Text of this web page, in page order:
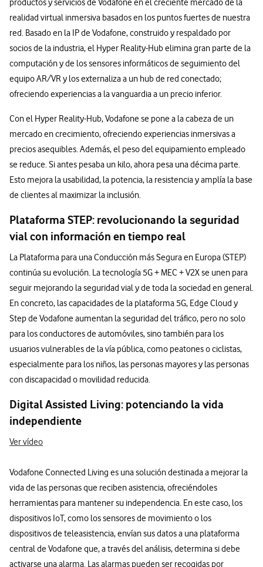
productos y servicios de Vodafone en el creciente mercado de la
realidad virtual inmersiva basados en los puntos fuertes de nuestra
red. Basado en la IP de Vodafone, construido y respaldado por
socios de la industria, el Hyper Reality-Hub elimina gran parte de la
computación y de los sensores informáticos de seguimiento del
equipo AR/VR y los externaliza a un hub de red conectado;
ofreciendo experiencias a la vanguardia a un precio inferior.
Con el Hyper Reality-Hub, Vodafone se pone a la cabeza de un
mercado en crecimiento, ofreciendo experiencias inmersivas a
precios asequibles. Además, el peso del equipamiento empleado
se reduce. Si antes pesaba un kilo, ahora pesa una décima parte.
Esto mejora la usabilidad, la potencia, la resistencia y amplía la base
de clientes al maximizar la inclusión.
Plataforma STEP: revolucionando la seguridad
vial con información en tiempo real
La Plataforma para una Conducción más Segura en Europa (STEP)
continúa su evolución. La tecnología 5G + MEC + V2X se unen para
seguir mejorando la seguridad vial y de toda la sociedad en general.
En concreto, las capacidades de la plataforma 5G, Edge Cloud y
Step de Vodafone aumentan la seguridad del tráfico, pero no solo
para los conductores de automóviles, sino también para los
usuarios vulnerables de la vía pública, como peatones o ciclistas,
especialmente para los niños, las personas mayores y las personas
con discapacidad o movilidad reducida.
Digital Assisted Living: potenciando la vida
independiente
Ver vídeo
Vodafone Connected Living es una solución destinada a mejorar la
vida de las personas que reciben asistencia, ofreciéndoles
herramientas para mantener su independencia. En este caso, los
dispositivos IoT, como los sensores de movimiento o los
dispositivos de teleasistencia, envían sus datos a una plataforma
central de Vodafone que, a través del análisis, determina si debe
activarse una alarma. Las alarmas pueden ser recogidas por